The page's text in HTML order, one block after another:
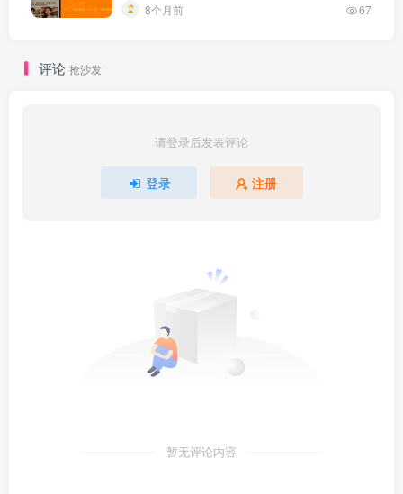
8个月前 67
评论 抢沙发
请登录后发表评论
登录 注册
暂无评论内容